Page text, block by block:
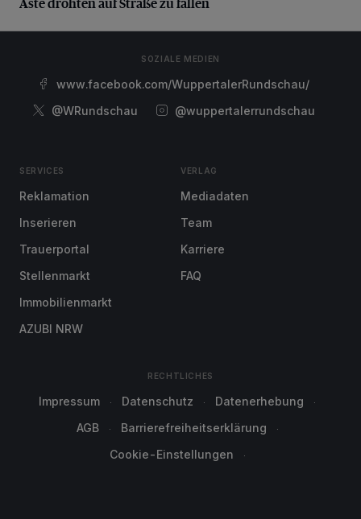
SOZIALE MEDIEN
www.facebook.com/WuppertalerRundschau/
@WRundschau
@wuppertalerrundschau
SERVICES
Reklamation
Inserieren
Trauerportal
Stellenmarkt
Immobilienmarkt
AZUBI NRW
VERLAG
Mediadaten
Team
Karriere
FAQ
RECHTLICHES
Impressum Datenschutz
Datenerhebung
AGB
Barrierefreiheitserklärung
Cookie-Einstellungen